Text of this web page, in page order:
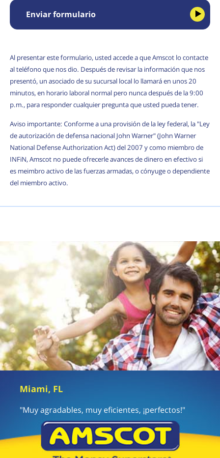
Enviar formulario
Al presentar este formulario, usted accede a que Amscot lo contacte
al teléfono que nos dio. Después de revisar la información que nos
presentó, un asociado de su sucursal local lo llamará en unos 20
minutos, en horario laboral normal pero nunca después de la 9:00
p.m., para responder cualquier pregunta que usted pueda tener.
Aviso importante: Conforme a una provisión de la ley federal, la "Ley
de autorización de defensa nacional John Warner" (John Warner
National Defense Authorization Act) del 2007 y como miembro de
INFiN, Amscot no puede ofrecerle avances de dinero en efectivo si
es meimbro activo de las fuerzas armadas, o cónyuge o dependiente
del miembro activo.
Miami, FL
"Muy agradables, muy eficientes, ¡perfectos!"